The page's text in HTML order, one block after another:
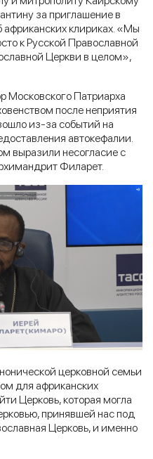
за приглашение в
африканских клириках. «Мы
к Русской Православной
Церкви в целом»,
Московского Патриарха
после неприятия
из-за событий на
автокефалии.
выразили несогласие с
Филарет.
церковной семьи
для африканских
Церковь, которая могла
принявшей нас под
Церковь, и именно